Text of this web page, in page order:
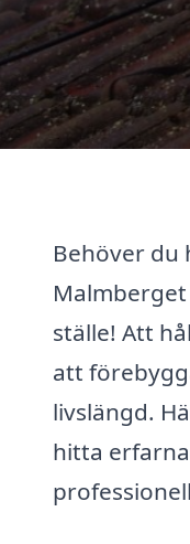
Behöver du
ställe! Att
att
livslängd.
hitta